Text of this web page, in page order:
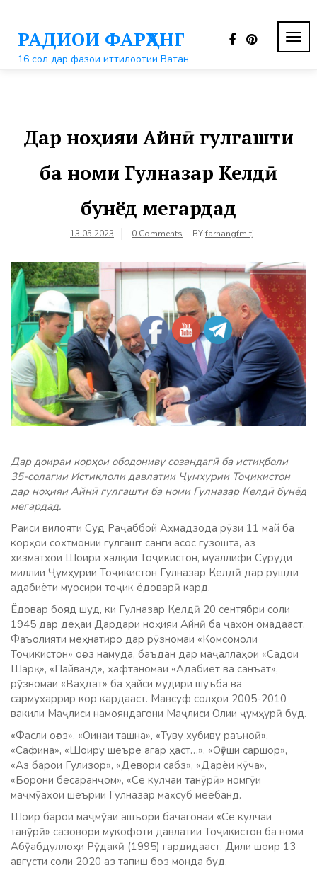
контентуРАДИОИ ФАРҲАНГ
16 сол дар фазои иттилоотии Ватан
Дар ноҳияи Айнӣ гулгашти
ба номи Гулназар Келдӣ
бунёд мегардад
13.05.2023 0 Comments BYfarhangfm.tj
Дар доираи корҳои ободониву созандагӣ ба истиқболи
35-солагии Истиқлоли давлатии Ҷумҳурии Тоҷикистон
дар ноҳияи Айнӣ гулгашти ба номи Гулназар Келдӣ бунёд
мегардад.
Раиси вилояти Суғд Раҷаббой Аҳмадзода рӯзи 11 май ба
корҳои сохтмонии гулгашт санги асос гузошта, аз
хизматҳои Шоири халқии Тоҷикистон, муаллифи Суруди
миллии Ҷумҳурии Тоҷикистон Гулназар Келдӣ дар рушди
адабиёти муосири тоҷик ёдоварӣ кард.
Ёдовар бояд шуд, ки Гулназар Келдӣ 20 сентябри соли
1945 дар деҳаи Дардари ноҳияи Айнӣ ба ҷаҳон омадааст.
Фаъолияти меҳнатиро дар рӯзномаи «Комсомоли
Тоҷикистон» оғоз намуда, баъдан дар маҷаллаҳои «Садои
Шарқ», «Пайванд», ҳафтаномаи «Адабиёт ва санъат»,
рӯзномаи «Ваҳдат» ба ҳайси мудири шуъба ва
сармуҳаррир кор кардааст. Мавсуф солҳои 2005-2010
вакили Маҷлиси намояндагони Маҷлиси Олии ҷумҳурӣ буд.
«Фасли оғоз», «Оинаи ташна», «Туву хубиву раъноӣ»,
«Сафина», «Шоиру шеъре агар ҳаст…», «Оғӯши саршор»,
«Аз барои Гулизор», «Девори сабз», «Дарёи кӯча»,
«Борони бесаранҷом», «Се кулчаи танӯрӣ» номгӯи
маҷмӯаҳои шеърии Гулназар маҳсуб меёбанд.
Шоир барои маҷмӯаи ашъори бачагонаи «Се кулчаи
танӯрӣ» сазовори мукофоти давлатии Тоҷикистон ба номи
Абӯабдуллоҳи Рӯдакӣ (1995) гардидааст. Дили шоир 13
августи соли 2020 аз тапиш боз монда буд.